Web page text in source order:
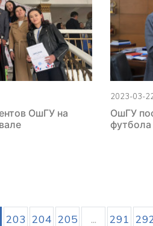
ОшГУ на
2023-03-
ОшГУ
203 204 205 ... 291